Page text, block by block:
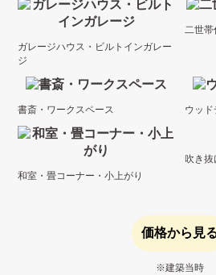
ガレージハウス・ビルトインガレー
ジ
二世帯
書斎・ワークスペース ウッ
和室・畳コーナー・小上がり
吹き抜
価格から見
※建築当時